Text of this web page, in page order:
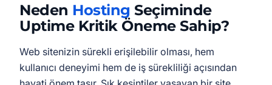
Neden Hosting Seçiminde
Uptime Kritik Öneme Sahip?
Web sitenizin sürekli erişilebilir olması, hem
kullanıcı deneyimi hem de iş sürekliliği açısından